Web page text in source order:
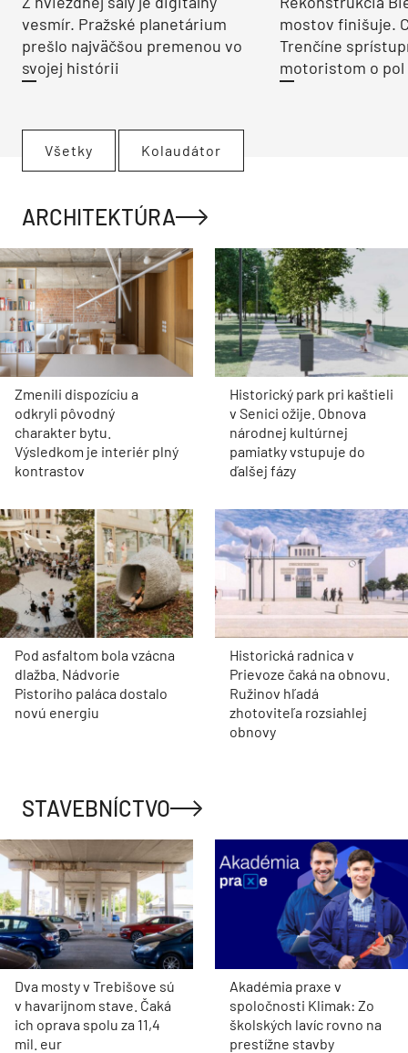
vesmír. Pražské planetárium
prešlo najväčšou premenou vo
svojej histórii
mostov finišuje.
Trenčíne
motoristom o pol
Všetky Kolaudátor
ARCHITEKTÚRA
Zmenili dispozíciu a
odkryli pôvodný
charakter bytu.
Výsledkom je interiér plný
kontrastov
Historický park pri kaštieli
v Senici ožije. Obnova
národnej kultúrnej
pamiatky vstupuje do
ďalšej fázy
Pod asfaltom bola vzácna
dlažba. Nádvorie
Pistoriho paláca dostalo
novú energiu
Historická radnica v
Prievoze čaká na obnovu.
Ružinov hľadá
zhotoviteľa rozsiahlej
obnovy
STAVEBNÍCTVO
Dva mosty v Trebišove sú
v havarijnom stave. Čaká
ich oprava spolu za 11,4
mil. eur
Akadémia praxe v
spoločnosti Klimak: Zo
školských lavíc rovno na
prestížne stavby